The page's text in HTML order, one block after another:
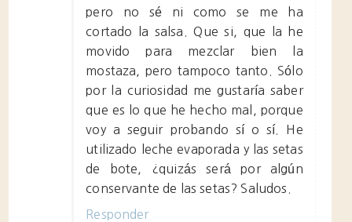
pero no sé ni como se me ha
cortado la salsa. Que si, que la he
movido para mezclar bien la
mostaza, pero tampoco tanto. Sólo
por la curiosidad me gustaría saber
que es lo que he hecho mal, porque
voy a seguir probando sí o sí. He
utilizado leche evaporada y las setas
de bote, ¿quizás será por algún
conservante de las setas? Saludos.
Responder